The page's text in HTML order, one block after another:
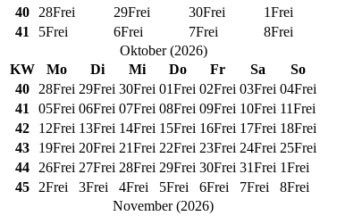
40
28Frei 29Frei 30Frei 1Frei
41
5Frei 6Frei 7Frei 8Frei
Oktober(2026)
KW
Mo Di Mi Do Fr Sa
So
40
28Frei 29Frei 30Frei 01Frei 02Frei 03Frei 04Frei
41
05Frei 06Frei 07Frei 08Frei 09Frei 10Frei 11Frei
42
12Frei 13Frei 14Frei 15Frei 16Frei 17Frei 18Frei
43
19Frei 20Frei 21Frei 22Frei 23Frei 24Frei 25Frei
44
26Frei 27Frei 28Frei 29Frei 30Frei 31Frei 1Frei
45
2Frei 3Frei 4Frei 5Frei 6Frei 7Frei 8Frei
November(2026)